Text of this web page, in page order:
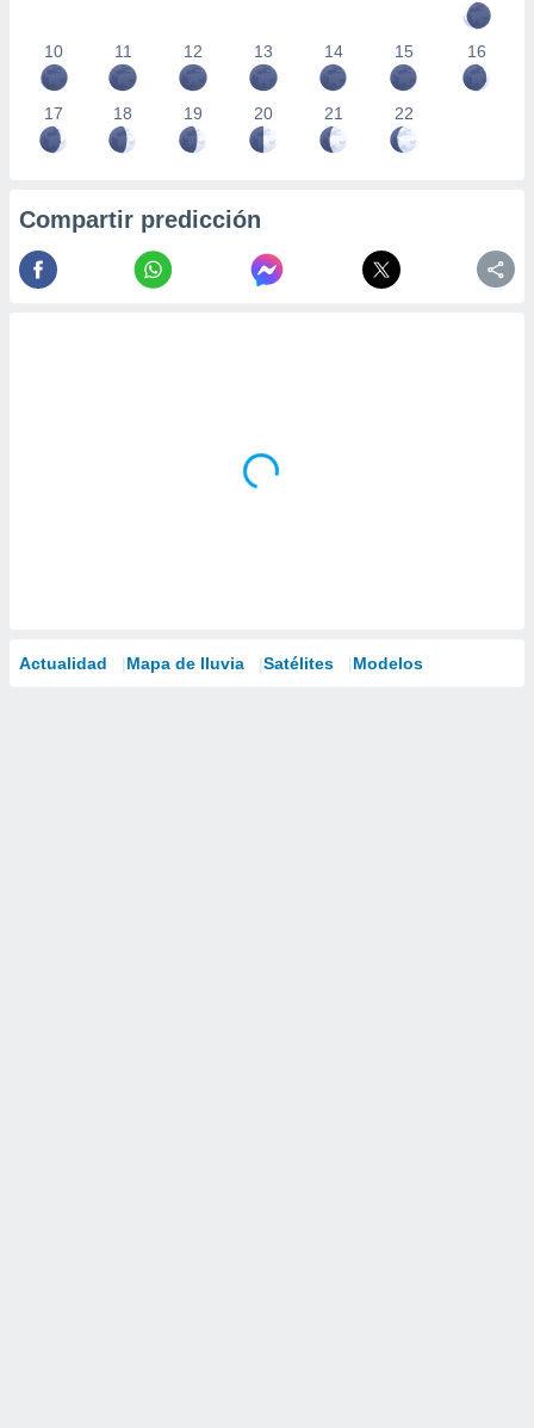
10 11 12 13 14 15 16
17 18 19 20 21 22
Compartir predicción
Actualidad Mapa de lluvia Satélites Modelos